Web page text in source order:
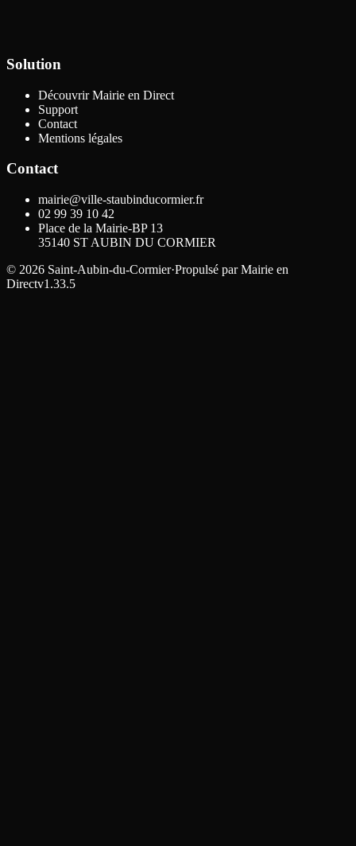
Solution
Découvrir Mairie en Direct
Support
Contact
Mentions légales
Contact
mairie@ville-staubinducormier.fr
02 99 39 10 42
Place de la Mairie-BP 13
35140 ST AUBIN DU CORMIER
© 2026 Saint-Aubin-du-Cormier·Propulsé par Mairie en
Directv1.33.5